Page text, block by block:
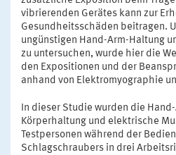
vibrierenden Gerätes kann zur
Gesundheitsschäden beitragen.
ungünstigen Hand-Arm-Haltung
zu untersuchen, wurde hier die
den Expositionen und der
anhand von Elektromyographie
In dieser Studie wurden die
Körperhaltung und elektrische
Testpersonen während der
Schlagschraubers in drei